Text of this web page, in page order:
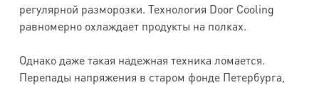
регулярной разморозки. Технология Door Cooling
равномерно охлаждает продукты на полках.
Однако даже такая надежная техника ломается.
Перепады напряжения в старом фонде Петербурга,